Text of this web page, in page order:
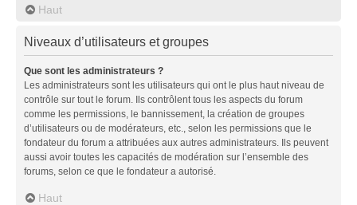
Haut
Niveaux d’utilisateurs et groupes
Que sont les administrateurs ?
Les administrateurs sont les utilisateurs qui ont le plus haut niveau de
contrôle sur tout le forum. Ils contrôlent tous les aspects du forum
comme les permissions, le bannissement, la création de groupes
d’utilisateurs ou de modérateurs, etc., selon les permissions que le
fondateur du forum a attribuées aux autres administrateurs. Ils peuvent
aussi avoir toutes les capacités de modération sur l’ensemble des
forums, selon ce que le fondateur a autorisé.
Haut